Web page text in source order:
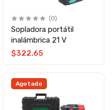
(0)
Sopladora portátil
inalámbrica 21 V
$322.65
Agotado